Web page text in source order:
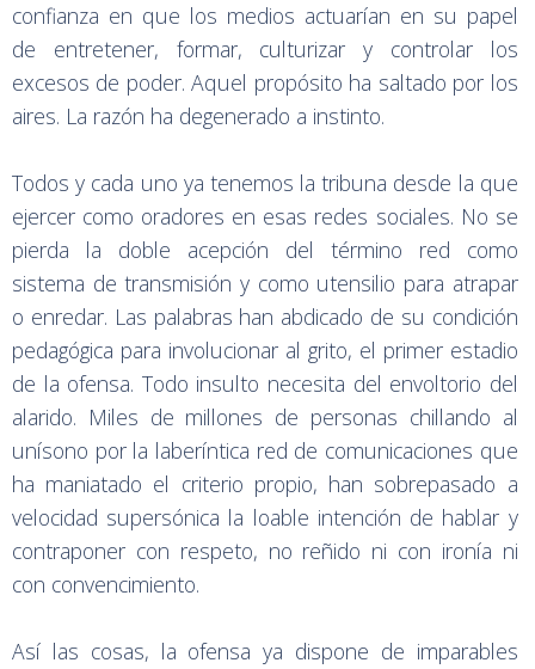
confianza en que los medios actuarían en su papel
de entretener, formar, culturizar y controlar los
excesos de poder. Aquel propósito ha saltado por los
aires. La razón ha degenerado a instinto.
Todos y cada uno ya tenemos la tribuna desde la que
ejercer como oradores en esas redes sociales. No se
pierda la doble acepción del término red como
sistema de transmisión y como utensilio para atrapar
o enredar. Las palabras han abdicado de su condición
pedagógica para involucionar al grito, el primer estadio
de la ofensa. Todo insulto necesita del envoltorio del
alarido. Miles de millones de personas chillando al
unísono por la laberíntica red de comunicaciones que
ha maniatado el criterio propio, han sobrepasado a
velocidad supersónica la loable intención de hablar y
contraponer con respeto, no reñido ni con ironía ni
con convencimiento.
Así las cosas, la ofensa ya dispone de imparables